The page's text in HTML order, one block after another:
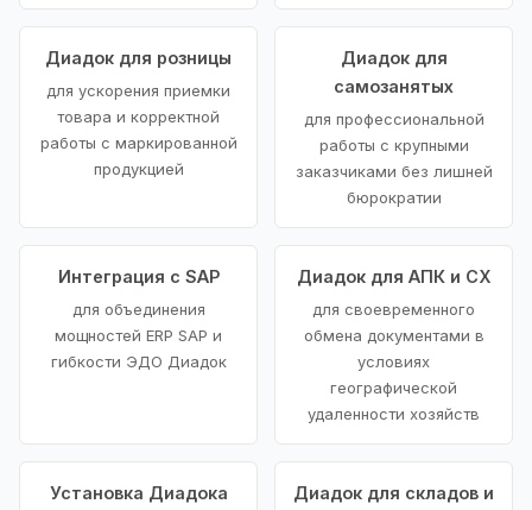
Диадок для розницы
для ускорения приемки
товара и корректной
работы с маркированной
продукцией
Диадок для
самозанятых
для профессиональной
работы с крупными
заказчиками без лишней
бюрократии
Интеграция с SAP
для объединения
мощностей ERP SAP и
гибкости ЭДО Диадок
Диадок для АПК и СХ
для своевременного
обмена документами в
условиях
географической
удаленности хозяйств
Установка Диадока
Диадок для складов и